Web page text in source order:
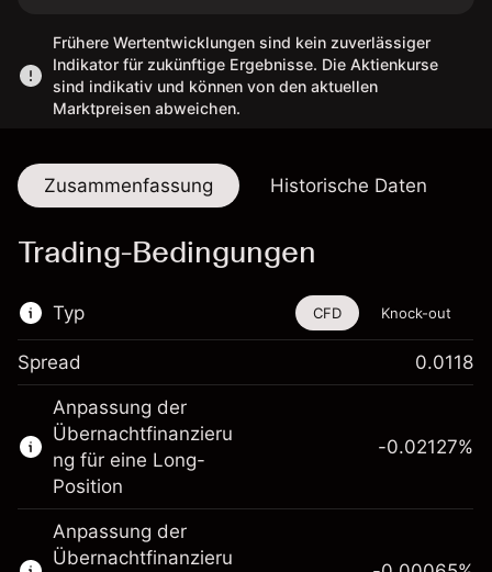
Frühere Wertentwicklungen sind kein zuverlässiger
Indikator für zukünftige Ergebnisse. Die Aktienkurse
sind indikativ und können von den aktuellen
Marktpreisen abweichen.
Zusammenfassung Historische Daten
Trading-Bedingungen
Typ
Dieses Finanzinstrument steht für das Traden
über CFDs und Knock-outs zur Verfügung.
Erfahren Sie mehr über:
CFDs
Knock-outs
CFD Knock-out
Spread 0.0118
Anpassung der
Übernachtfinanzieru
ng für eine Long-
Position
-0.02127%
Anpassung der
Übernachtfinanzieru